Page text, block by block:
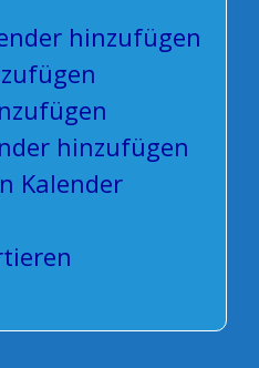
hinzufügen
hinzufügen
Kalender